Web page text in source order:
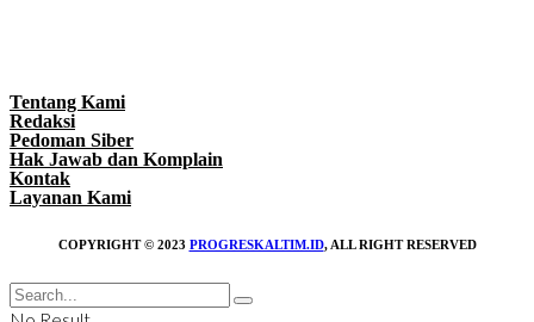
Tentang Kami
Redaksi
Pedoman Siber
Hak Jawab dan Komplain
Kontak
Layanan Kami
COPYRIGHT © 2023 PROGRESKALTIM.ID, ALL RIGHT RESERVED